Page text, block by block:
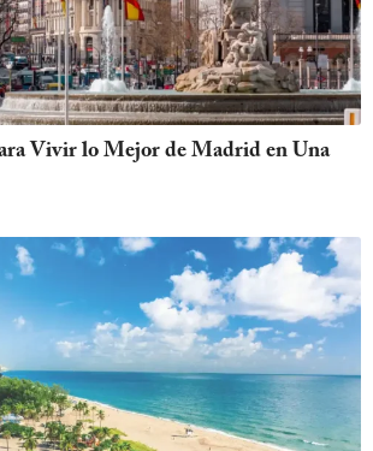
Vivir lo Mejor de Madrid en Una